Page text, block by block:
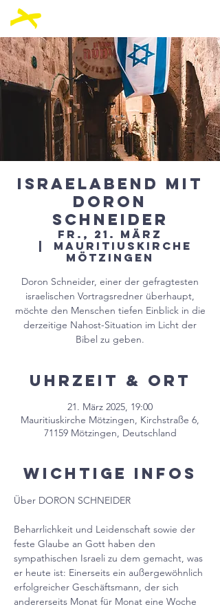
Israelabend mit
Doron
Schneider
Fr., 21. März
Mauritiuskirche
Mötzingen
Doron Schneider, einer der gefragtesten
israelischen Vortragsredner überhaupt,
möchte den Menschen tiefen Einblick in die
derzeitige Nahost-Situation im Licht der
Bibel zu geben.
Uhrzeit & Ort
21. März 2025, 19:00
Mauritiuskirche Mötzingen, Kirchstraße 6,
71159 Mötzingen, Deutschland
Wichtige Infos
Über DORON SCHNEIDER
Beharrlichkeit und Leidenschaft sowie der
feste Glaube an Gott haben den
sympathischen Israeli zu dem gemacht, was
er heute ist: Einerseits ein außergewöhnlich
erfolgreicher Geschäftsmann, der sich
andererseits Monat für Monat eine Woche